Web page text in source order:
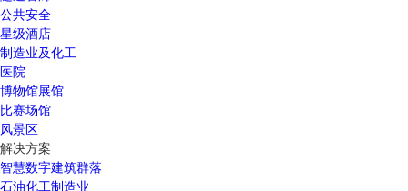
公共安全
星级酒店
制造业及化工
医院
博物馆展馆
比赛场馆
风景区
解决方案
智慧数字建筑群落
石油化工制造业